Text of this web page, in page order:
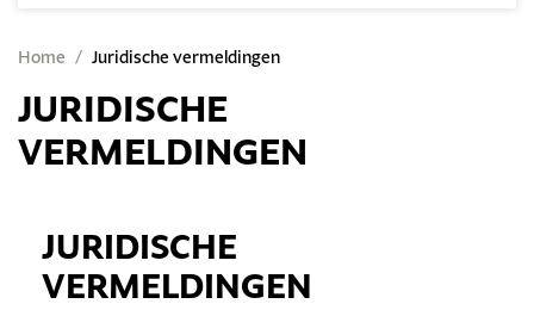
Home Juridische vermeldingen
JURIDISCHE
VERMELDINGEN
JURIDISCHE
VERMELDINGEN